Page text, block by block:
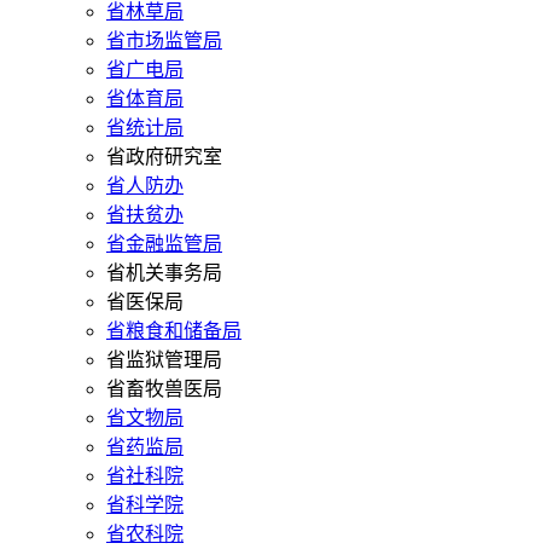
省林草局
省市场监管局
省广电局
省体育局
省统计局
省政府研究室
省人防办
省扶贫办
省金融监管局
省机关事务局
省医保局
省粮食和储备局
省监狱管理局
省畜牧兽医局
省文物局
省药监局
省社科院
省科学院
省农科院